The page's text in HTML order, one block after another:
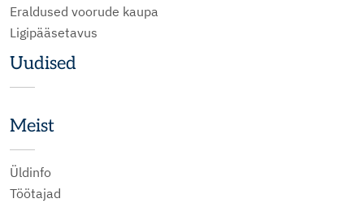
Eraldused voorude kaupa
Ligipääsetavus
Uudised
Meist
Üldinfo
Töötajad